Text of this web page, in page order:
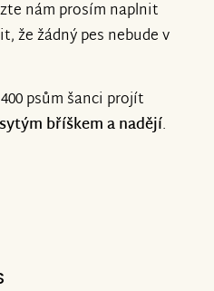
nám prosím naplnit
že žádný pes nebude v
psům šanci projít
sytým bříškem a nadějí.